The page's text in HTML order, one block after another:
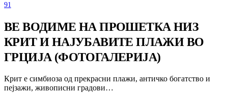
91
ВЕ ВОДИМЕ НА ПРОШЕТКА НИЗ
КРИТ И НАЈУБАВИТЕ ПЛАЖИ ВО
ГРЦИЈА (ФОТОГАЛЕРИЈА)
Крит е симбиоза од прекрасни плажи, античко богатство и
пејзажи, живописни градови…